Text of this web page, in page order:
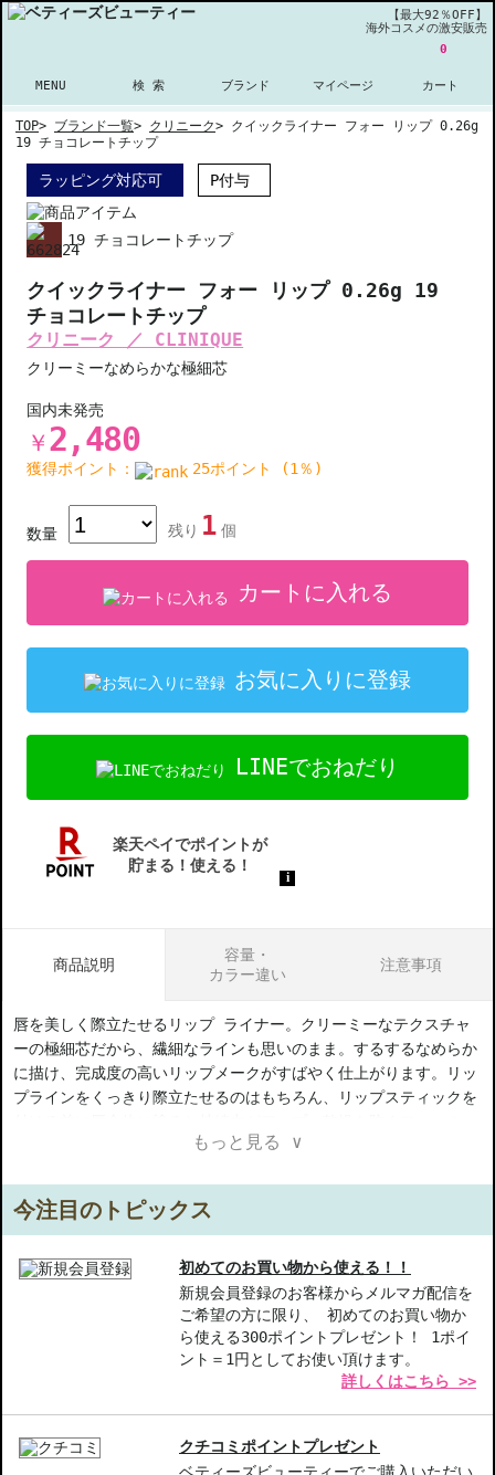
【最大92％OFF】
海外コスメの激安販売
MENU 検 索 ブランド マイページ
0
カート
TOP> ブランド一覧> クリニーク> クイックライナー フォー リップ 0.26g
19 チョコレートチップ
ラッピング対応可 P付与
19 チョコレートチップ
クイックライナー フォー リップ 0.26g 19
チョコレートチップ
クリニーク ／ CLINIQUE
クリーミーなめらかな極細芯
国内未発売
￥ 2,480
獲得ポイント： 25ポイント (1％)
数量 残り 1 個
カートに入れる
お気に入りに登録
LINEでおねだり
商品説明
容量・
カラー違い
注意事項
唇を美しく際立たせるリップ ライナー。クリーミーなテクスチャ
ーの極細芯だから、繊細なラインも思いのまま。するするなめらか
に描け、完成度の高いリップメークがすばやく仕上がります。リッ
プラインをくっきり際立たせるのはもちろん、リップスティックを
ラがリップスティックの発色を長持ちさせます。そして、リップス
ラー番号と異なる場合がございます。
クリーミーなテクスチャー-スムーズな描き心地で、思い通りのラ
極細芯設計-繊細なラインが簡単に描け、プロフェッショナルな仕
持続力の向上-リップスティックと併用することで、色持ちをサポ
【こんな方へおすすめ】
自分のリップメイクをより美しく仕上げたい方
もっと見る ∨
今注目のトピックス
初めてのお買い物から使える！！
新規会員登録のお客様からメルマガ配信を
ご希望の方に限り、 初めてのお買い物か
ら使える300ポイントプレゼント！ 1ポイ
ント＝1円としてお使い頂けます。
詳しくはこちら >>
クチコミポイントプレゼント